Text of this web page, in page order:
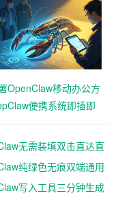
OpenClaw移动办公方
便携系统即插即
无需装填双击直达直
纯绿色无痕双端通用
写入工具三分钟生成